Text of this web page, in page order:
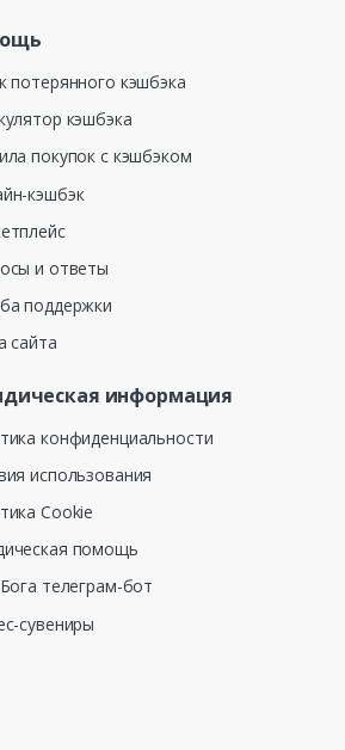
потерянного кэшбэка
кэшбэка
покупок с кэшбэком
кэшбэк
и ответы
поддержки
сайта
информация
конфиденциальности
использования
Cookie
помощь
телеграм-бот
сувениры